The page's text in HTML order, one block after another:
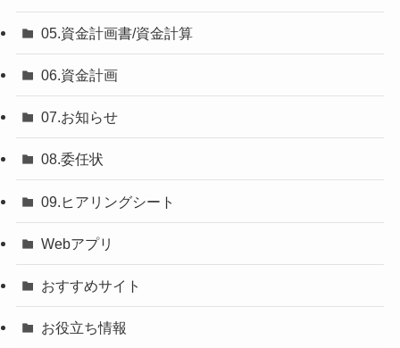
05.資金計画書/資金計算
06.資金計画
07.お知らせ
08.委任状
09.ヒアリングシート
Webアプリ
おすすめサイト
お役立ち情報